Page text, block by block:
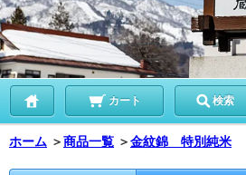
カート 検索
ホーム ＞商品一覧 ＞金紋錦 特別純米